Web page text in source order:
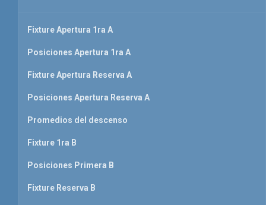
Fixture Apertura 1ra A
Posiciones Apertura 1ra A
Fixture Apertura Reserva A
Posiciones Apertura Reserva A
Promedios del descenso
Fixture 1ra B
Posiciones Primera B
Fixture Reserva B